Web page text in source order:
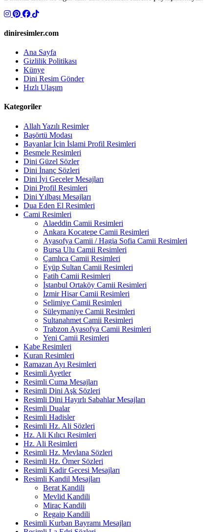
diniresimler.com
Ana Sayfa
Gizlilik Politikası
Künye
Dini Resim Gönder
Hızlı Ulaşım
Kategoriler
Allah Yazılı Resimler
Başörtü Modası
Bayanlar İçin İslami Profil Resimleri
Besmele Resimleri
Dini Güzel Sözler
Dini İnanç Sözleri
Dini İyi Geceler Mesajları
Dini Profil Resimleri
Dini Yılbaşı Mesajları
Dua Eden El Resimleri
Cami Resimleri
Alaeddin Camii Resimleri
Ankara Kocatepe Camii Resimleri
Ayasofya Camii / Hagia Sofia Camii Resimleri
Bursa Ulu Camii Resimleri
Çamlıca Camii Resimleri
Eyüp Sultan Camii Resimleri
Fatih Camii Resimleri
İstanbul Ortaköy Camii Resimleri
İzmir Hisar Camii Resimleri
Selimiye Camii Resimleri
Süleymaniye Camii Resimleri
Sultanahmet Camii Resimleri
Trabzon Ayasofya Camii Resimleri
Yeni Camii Resimleri
Kabe Resimleri
Kuran Resimleri
Ramazan Ayı Resimleri
Resimli Ayetler
Resimli Cuma Mesajları
Resimli Dini Aşk Sözleri
Resimli Dini Hayırlı Sabahlar Mesajları
Resimli Dualar
Resimli Hadisler
Resimli Hz. Ali Sözleri
Hz. Ali Kılıcı Resimleri
Hz. Ali Resimleri
Resimli Hz. Mevlana Sözleri
Resimli Hz. Ömer Sözleri
Resimli Kadir Gecesi Mesajları
Resimli Kandil Mesajları
Berat Kandili
Mevlid Kandili
Miraç Kandili
Regaip Kandili
Resimli Kurban Bayramı Mesajları